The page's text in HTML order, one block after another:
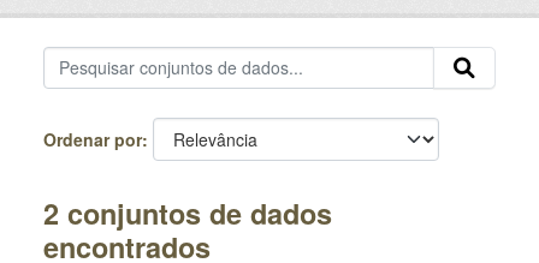
Ordenar por
2 conjuntos de dados
encontrados